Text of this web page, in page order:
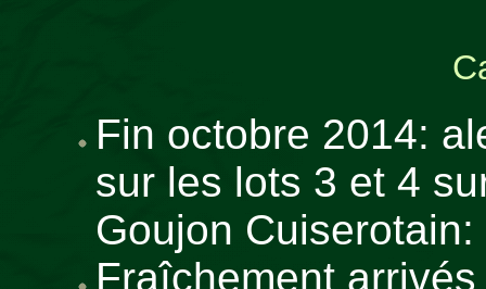
Fin octobre 2014:
sur les lots 3 et 4
Goujon Cuiserotain:
Fraîchement